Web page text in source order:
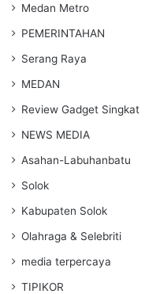
Medan Metro
PEMERINTAHAN
Serang Raya
MEDAN
Review Gadget Singkat
NEWS MEDIA
Asahan-Labuhanbatu
Solok
Kabupaten Solok
Olahraga & Selebriti
media terpercaya
TIPIKOR